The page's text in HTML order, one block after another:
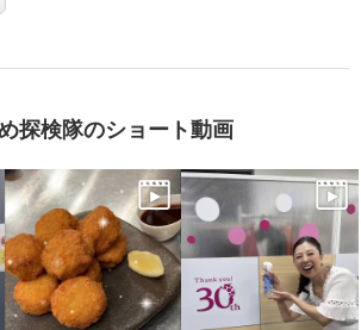
探検隊のショート動画